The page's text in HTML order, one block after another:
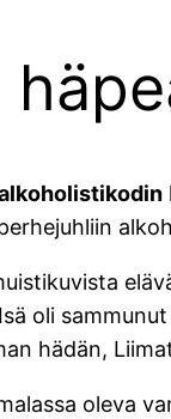
oli
hädän,
oleva